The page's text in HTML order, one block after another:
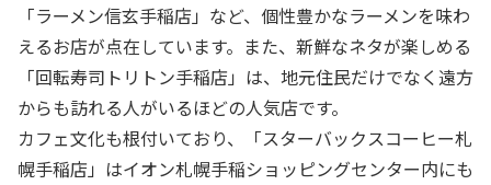
「ラーメン信玄手稲店」など、個性豊かなラーメンを味わ
えるお店が点在しています。また、新鮮なネタが楽しめる
「回転寿司トリトン手稲店」は、地元住民だけでなく遠方
からも訪れる人がいるほどの人気店です。
カフェ文化も根付いており、「スターバックスコーヒー札
幌手稲店」はイオン札幌手稲ショッピングセンター内にも